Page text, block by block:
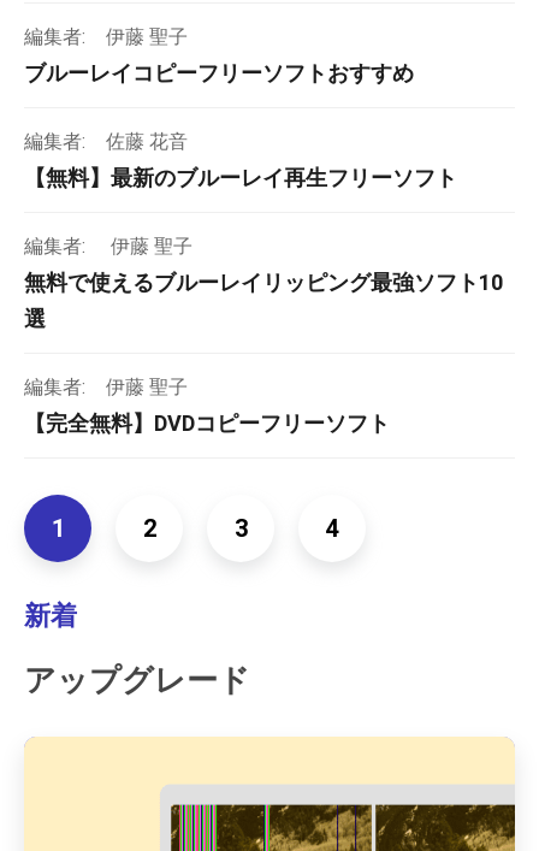
編集者: 伊藤 聖子
ブルーレイコピーフリーソフトおすすめ
編集者: 佐藤 花音
【無料】最新のブルーレイ再生フリーソフト
編集者: 伊藤 聖子
無料で使えるブルーレイリッピング最強ソフト10
選
編集者: 伊藤 聖子
【完全無料】DVDコピーフリーソフト
1 2 3 4
新着
アップグレード